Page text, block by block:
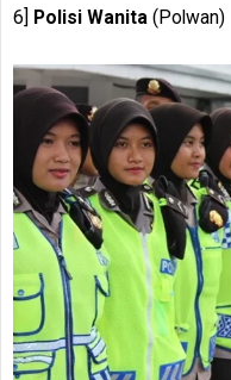
6] Polisi Wanita (Polwan)